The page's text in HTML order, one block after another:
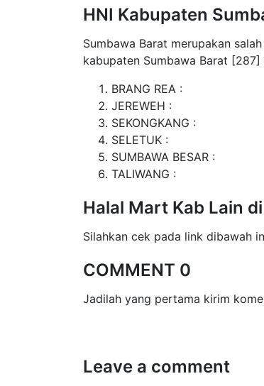
HNI Kabupaten
Sumbawa Barat merupakan
kabupaten Sumbawa Barat
BRANG REA :
JEREWEH :
SEKONGKANG :
SELETUK :
SUMBAWA BESAR :
TALIWANG :
Halal Mart Kab Lain
Silahkan cek pada link dibawah
COMMENT 0
Jadilah yang pertama kirim
Leave a comment